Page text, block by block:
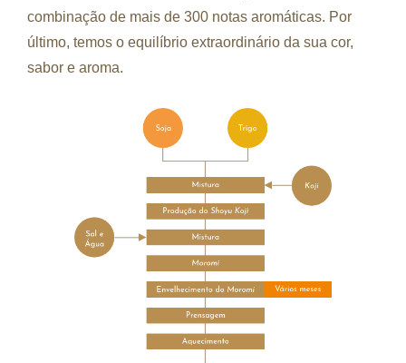
combinação de mais de 300 notas aromáticas. Por
último, temos o equilíbrio extraordinário da sua cor,
sabor e aroma.